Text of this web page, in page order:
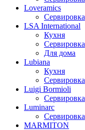
Loveramics
Сервировка
LSA International
Кухня
Сервировка
Для дома
Lubiana
Кухня
Сервировка
Luigi Bormioli
Сервировка
Luminarc
Сервировка
MARMITON